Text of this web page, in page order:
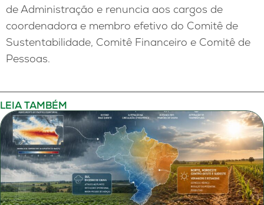
de Administração e renuncia aos cargos de
coordenadora e membro efetivo do Comitê de
Sustentabilidade, Comitê Financeiro e Comitê de
Pessoas.
LEIA TAMBÉM